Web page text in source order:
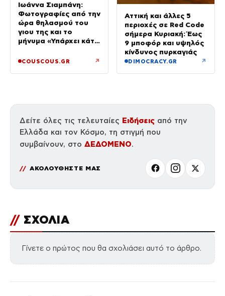
Ιωάννα Σιαμπάνη:
Φωτογραφίες από την
ώρα θηλασμού του
γιου της και το
μήνυμα «Υπάρχει κάτι
αργές μέρες»
COUSCOUS.GR ↗
Αττική και άλλες 5
περιοχές σε Red Code
σήμερα Κυριακή: Έως
9 μποφόρ και υψηλός
κίνδυνος πυρκαγιάς
DIMOCRACY.GR ↗
Δείτε όλες τις τελευταίες Ειδήσεις από την
Ελλάδα και τον Κόσμο, τη στιγμή που
συμβαίνουν, στο ΔΕΔΟΜΕΝΟ.
ΑΚΟΛΟΥΘΗΣΤΕ ΜΑΣ
// ΣΧΟΛΙΑ
Γίνετε ο πρώτος που θα σχολιάσει αυτό το άρθρο.